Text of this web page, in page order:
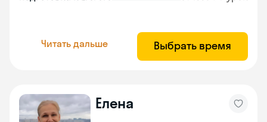
Читать дальше Выбрать время
Елена